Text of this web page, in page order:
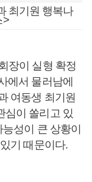
최기원 행복나
>
장이 실형 확정
에서 물러남에
여동생 최기원
심이 쏠리고 있
성이 큰 상황이
기 때문이다.